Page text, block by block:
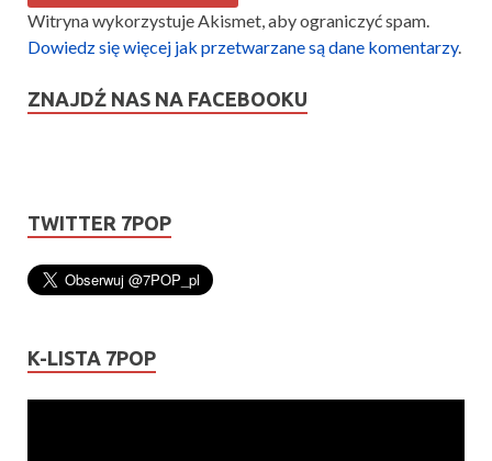
Witryna wykorzystuje Akismet, aby ograniczyć spam.
Dowiedz się więcej jak przetwarzane są dane komentarzy.
ZNAJDŹ NAS NA FACEBOOKU
TWITTER 7POP
K-LISTA 7POP